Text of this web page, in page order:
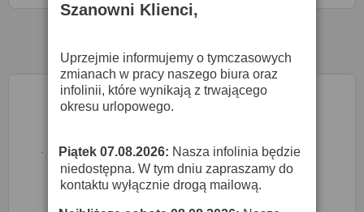
Szanowni Klienci,
Uprzejmie informujemy o tymczasowych
zmianach w pracy naszego biura oraz
infolinii, które wynikają z trwającego
okresu urlopowego.
· Piątek 07.08.2026: Nasza infolinia będzie
niedostępna. W tym dniu zapraszamy do
kontaktu wyłącznie drogą mailową.